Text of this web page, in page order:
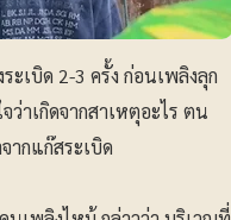
เบิด 2-3 ครั้ง ก่อนเพลิงลุก
าเกิดจากสาเหตุอะไร ตน
ากแก๊สระเบิด